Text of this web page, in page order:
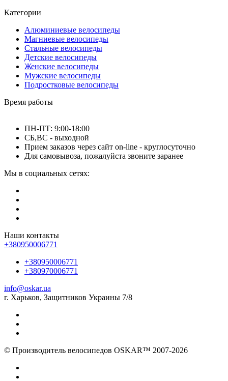
Категории
Алюминиевые велосипеды
Магниевые велосипеды
Стальные велосипеды
Детские велосипеды
Женские велосипеды
Мужские велосипеды
Подростковые велосипеды
Время работы
ПН-ПТ: 9:00-18:00
СБ,ВС - выходной
Прием заказов через сайт on-line - круглосуточно
Для самовывоза, пожалуйста звоните заранее
Мы в социальных сетях:
Наши контакты
+380950006771
+380950006771
+380970006771
info@oskar.ua
г. Харьков, Защитников Украины 7/8
© Производитель велосипедов OSKAR™ 2007-2026